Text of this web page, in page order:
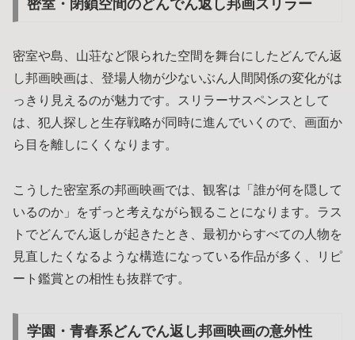
密室・閉鎖空間のどんでん返し邦画スリラー
密室や島、山荘など限られた空間を舞台にしたどんでん返
し邦画映画は、登場人物が少ないぶん人間関係の変化がは
っきり見えるのが魅力です。スリラーサスペンスとして
は、犯人探しと生存戦略が同時に進んでいくので、画面か
ら目を離しにくくなります。
こうした密室系の邦画映画では、観客は「誰が何を隠して
いるのか」をずっと考えながら観ることになります。ラス
トでどんでん返しが起きたとき、最初からすべての人物を
見直したくなるような構造になっている作品が多く、リピ
ート鑑賞との相性も抜群です。
学園・青春系どんでん返し邦画映画の意外性